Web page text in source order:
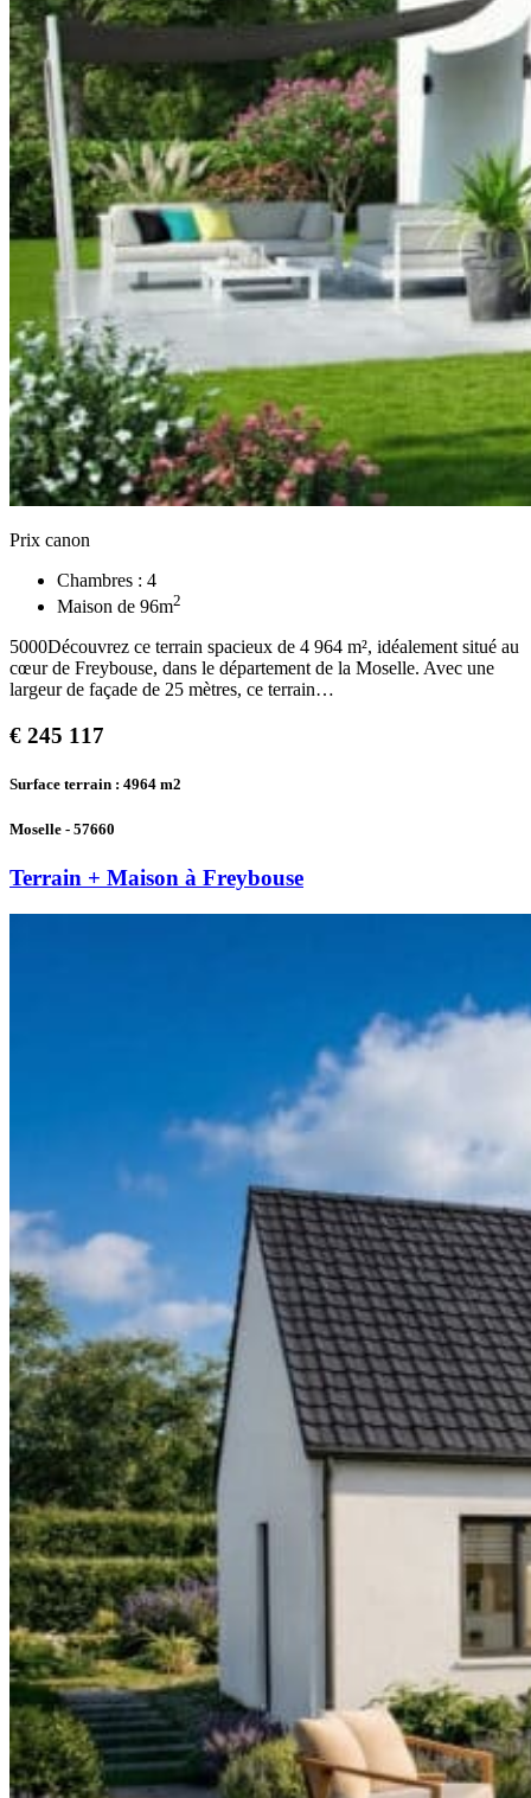
Prix canon
Chambres : 4
Maison de 96m2
5000Découvrez ce terrain spacieux de 4 964 m², idéalement situé au
cœur de Freybouse, dans le département de la Moselle. Avec une
largeur de façade de 25 mètres, ce terrain…
€ 245 117
Surface terrain : 4964 m2
Moselle - 57660
Terrain + Maison à Freybouse